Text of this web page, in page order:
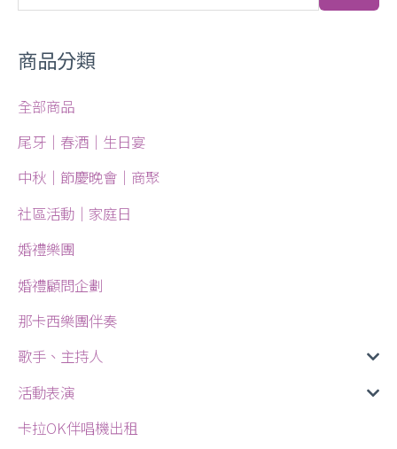
商品分類
全部商品
尾牙｜春酒｜生日宴
中秋｜節慶晚會｜商聚
社區活動｜家庭日
婚禮樂團
婚禮顧問企劃
那卡西樂團伴奏
歌手、主持人
活動表演
卡拉OK伴唱機出租